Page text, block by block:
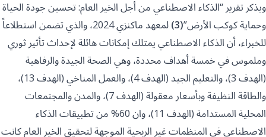
ويذكر تقرير “الذكاء الاصطناعي من أجل الخير العام: تحسين جودة الحياة
وحماية كوكب الأرض”(3)
لمعهد ماكنزي 2024، والذي تضمن استطلاعاً
للخبراء، أن الذكاء الاصطناعي يمتلك إمكانات هائلة لإحداث تأثير ثوري
وملموس في خمسة أهداف محددة، وهي الصحة الجيدة والرفاهية
(الهدف 3)، والتعليم الجيد (الهدف 4)، والعمل المناخي (الهدف 13)،
والطاقة النظيفة وبأسعار معقولة (الهدف 7)، والمدن والمجتمعات
المحلية المستدامة (الهدف 11)، وان 60% من تطبيقات الذكاء
الاصطناعي في المنظمات غير الربحية الموجهة لتحقيق الخير العام كانت